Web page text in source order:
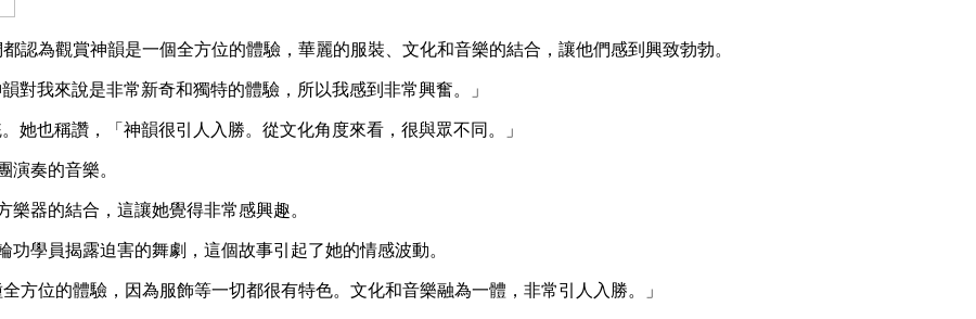
都認為觀賞神韻是一個全方位的體驗，華麗的服裝、文化和音樂的結合，讓他們感到興致勃勃。
對我來說是非常新奇和獨特的體驗，所以我感到非常興奮。」
她也稱讚，「神韻很引人入勝。從文化角度來看，很與眾不同。」
演奏的音樂。
樂器的結合，這讓她覺得非常感興趣。
學員揭露迫害的舞劇，這個故事引起了她的情感波動。
方位的體驗，因為服飾等一切都很有特色。文化和音樂融為一體，非常引人入勝。」